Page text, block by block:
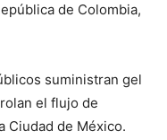
de Colombia,
suministran gel
el flujo de
Ciudad de México.